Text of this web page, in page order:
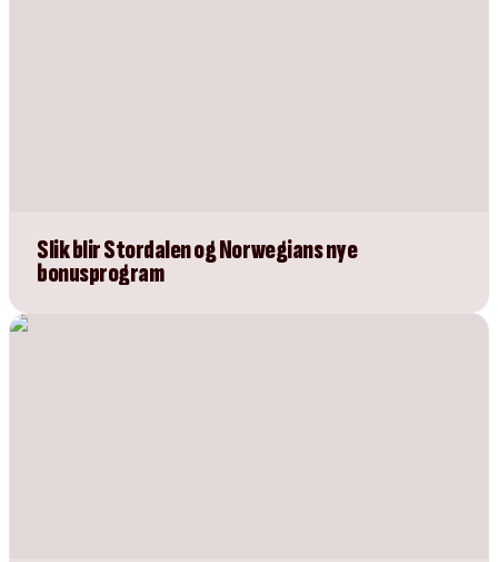
Slik blir Stordalen og Norwegians nye
bonusprogram